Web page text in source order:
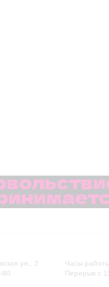
ул., 2
80
Часы
Перерыв с